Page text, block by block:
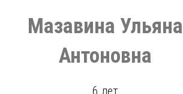
Мазавина Ульяна
Антоновна
6 лет